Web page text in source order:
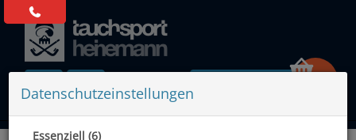
Datenschutzeinstellungen
Essenziell (6)